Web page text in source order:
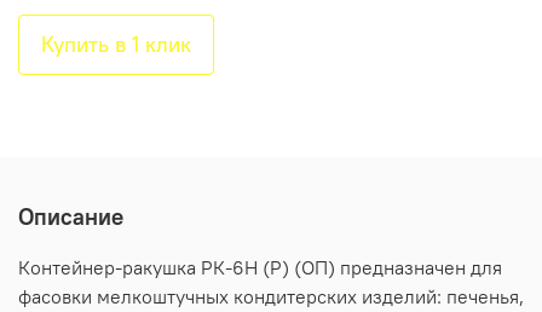
Купить в 1 клик
Описание
Контейнер-ракушка РК-6Н (Р) (ОП) предназначен для
фасовки мелкоштучных кондитерских изделий: печенья,